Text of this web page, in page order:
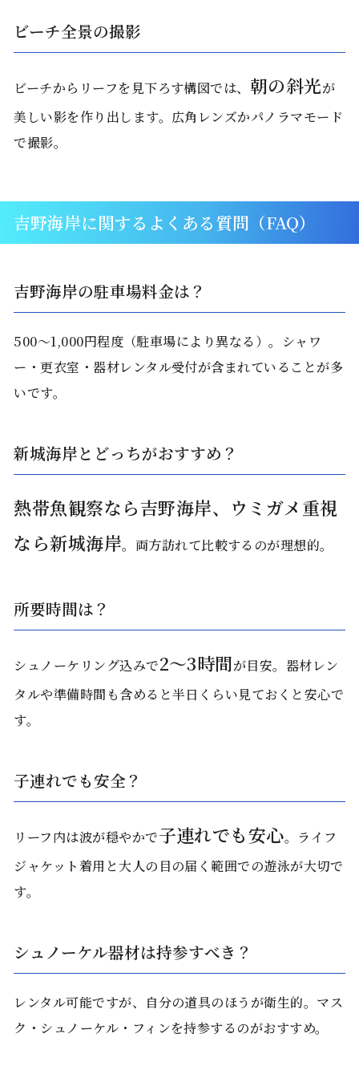
ビーチ全景の撮影
ビーチからリーフを見下ろす構図では、 朝の斜光が
美しい影を作り出します。広角レンズかパノラマモード
で撮影。
吉野海岸に関するよくある質問（FAQ）
吉野海岸の駐車場料金は？
500〜1,000円程度（駐車場により異なる）。シャワ
ー・更衣室・器材レンタル受付が含まれていることが多
いです。
新城海岸とどっちがおすすめ？
熱帯魚観察なら吉野海岸、ウミガメ重視
なら新城海岸。両方訪れて比較するのが理想的。
所要時間は？
シュノーケリング込みで2〜3時間が目安。器材レン
タルや準備時間も含めると半日くらい見ておくと安心で
す。
子連れでも安全？
リーフ内は波が穏やかで子連れでも安心。ライフ
ジャケット着用と大人の目の届く範囲での遊泳が大切で
す。
シュノーケル器材は持参すべき？
レンタル可能ですが、自分の道具のほうが衛生的。マス
ク・シュノーケル・フィンを持参するのがおすすめ。